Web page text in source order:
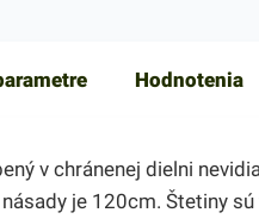
Hodnotenia
v chránenej dielni
je 120cm. Štetiny